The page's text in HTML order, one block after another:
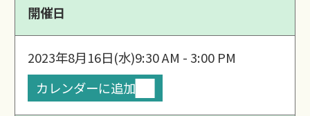
開催日
2023年8月16日(水)9:30 AM - 3:00 PM
カレンダーに追加